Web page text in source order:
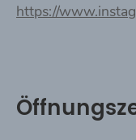
https://